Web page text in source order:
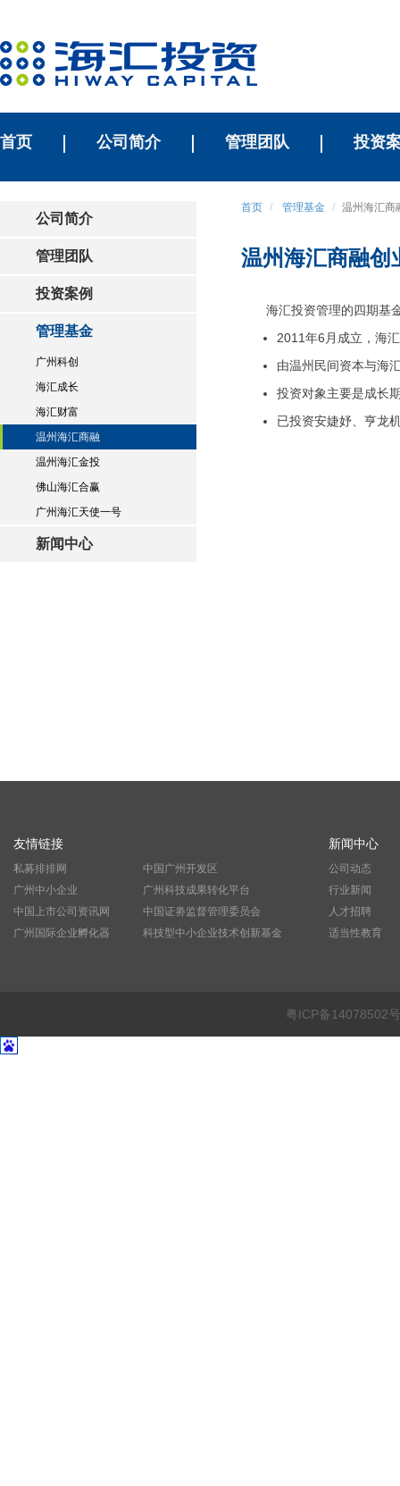
首页 公司简介 管理团队 投资
公司简介
管理团队
投资案例
管理基金
广州科创
海汇成长
海汇财富
温州海汇商融
温州海汇金投
佛山海汇合赢
广州海汇天使一号
新闻中心
首页 管理基金 温州海汇商
温州海汇商融创
海汇投资管理的四期基
2011年6月成立，海
由温州民间资本与海
投资对象主要是成长
已投资安婕妤、亨龙
友情链接
私募排排网
广州中小企业
中国上市公司资讯网
广州国际企业孵化器
中国广州开发区
广州科技成果转化平台
中国证劵监督管理委员会
科技型中小企业技术创新基金
新闻中心
公司动态
行业新闻
人才招聘
适当性教育
粤ICP备14078502